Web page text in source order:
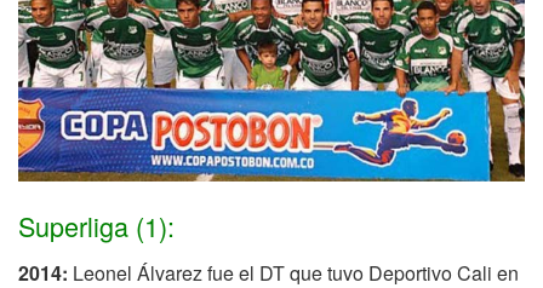
Superliga (1):
2014: Leonel Álvarez fue el DT que tuvo Deportivo Cali en